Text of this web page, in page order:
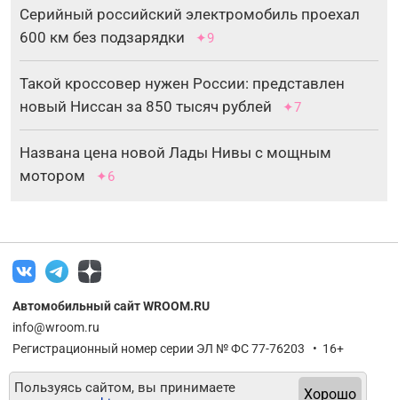
Серийный российский электромобиль проехал
600 км без подзарядки
✦9
Такой кроссовер нужен России: представлен
новый Ниссан за 850 тысяч рублей
✦7
Названа цена новой Лады Нивы с мощным
мотором
✦6
Автомобильный сайт WROOM.RU
info@wroom.ru
Регистрационный номер серии ЭЛ № ФС 77-76203 • 16+
Пользуясь сайтом, вы принимаете
Хорошо